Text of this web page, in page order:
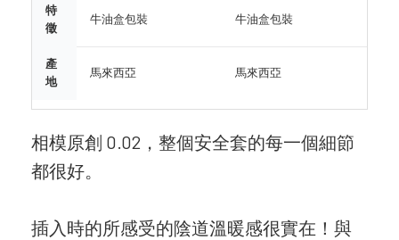
特
徵
牛油盒包裝 牛油盒包裝
產
地
馬來西亞 馬來西亞
相模原創 0.02，整個安全套的每一個細節
都很好。
插入時的所感受的陰道溫暖感很實在！與